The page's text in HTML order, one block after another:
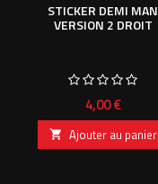
STICKER DEMI MAN
VERSION 2 DROIT
Prix
4,00 €
 Ajouter au panier